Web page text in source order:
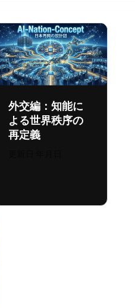
外交編：知能に
よる世界秩序の
再定義